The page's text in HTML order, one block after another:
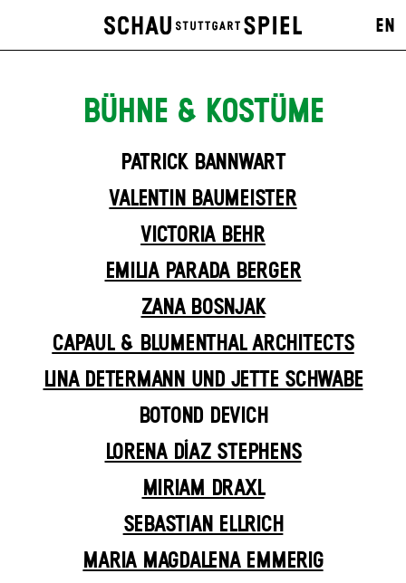
EN
BÜHNE & KOSTÜME
PATRICK BANNWART
VALENTIN BAUMEISTER
VICTORIA BEHR
EMILIA PARADA BERGER
ZANA BOSNJAK
CAPAUL & BLUMENTHAL ARCHITECTS
LINA DETERMANN UND JETTE SCHWABE
BOTOND DEVICH
LORENA DÍAZ STEPHENS
MIRIAM DRAXL
SEBASTIAN ELLRICH
MARIA MAGDALENA EMMERIG